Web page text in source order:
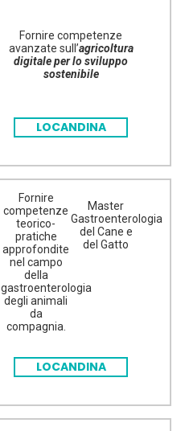
Fornire competenze
avanzate sull’agricoltura
digitale per lo sviluppo
sostenibile
LOCANDINA
Master
Gastroenterologia
del Cane e
del Gatto
Fornire
competenze
teorico-
pratiche
approfondite
nel campo
della
gastroenterologia
degli animali
da
compagnia.
LOCANDINA